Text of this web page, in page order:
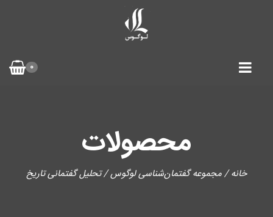
0
محصولات
خانه/مجموعه گفتمان‌شناسی لوگوس/ تحلیل گفتمانی تاریخ